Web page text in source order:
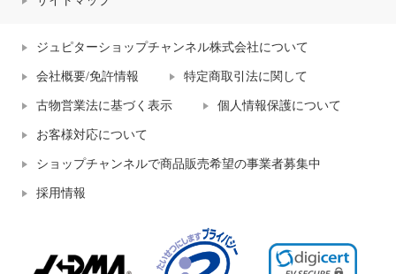
ジュピターショップチャンネル株式会社について
会社概要/免許情報 特定商取引法に関して
古物営業法に基づく表示 個人情報保護について
お客様対応について
ショップチャンネルで商品販売希望の事業者募集中
採用情報